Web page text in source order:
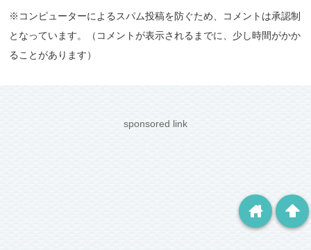
※コンピューターによるスパム投稿を防ぐため、コメントは承認制
となっています。（コメントが表示されるまでに、少し時間がかか
ることがあります）
sponsored link
arrowup
home